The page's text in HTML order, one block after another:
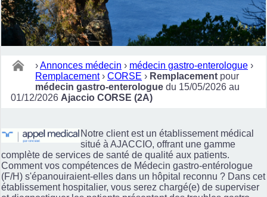
›Annonces médecin › médecin gastro-enterologue ›
Remplacement › CORSE › Remplacement pour
médecin gastro-enterologue du 15/05/2026 au
01/12/2026 Ajaccio CORSE (2A)
Notre client est un établissement médical
situé à AJACCIO, offrant une gamme
complète de services de santé de qualité aux patients.
Comment vos compétences de Médecin gastro-entérologue
(F/H) s'épanouiraient-elles dans un hôpital reconnu ? Dans cet
établissement hospitalier, vous serez chargé(e) de superviser